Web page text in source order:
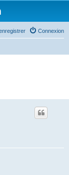
Connexion